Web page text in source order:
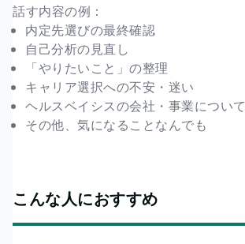
話す内容の例：
内定先選びの最終確認
自己分析の見直し
「やりたいこと」の整理
キャリア選択への不安・迷い
ヘルスベイシスの会社・事業について
その他、気になることなんでも
こんな人におすすめ